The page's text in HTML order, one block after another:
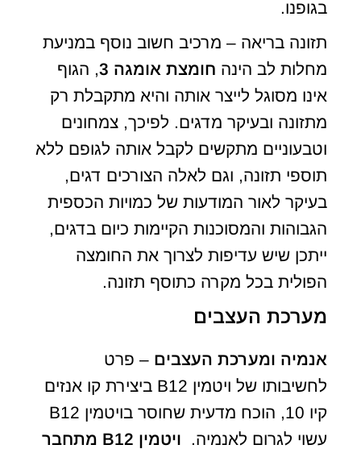
בגופנו.
תזונה בריאה – מרכיב חשוב נוסף במניעת
מחלות לב הינה חומצת אומגה 3
, הגוף
אינו מסוגל לייצר אותה והיא מתקבלת רק
מתזונה ובעיקר מדגים. לפיכך, צמחונים
וטבעוניים מתקשים לקבל אותה לגופם ללא
תוספי תזונה, וגם לאלה הצורכים דגים,
בעיקר לאור המודעות של כמויות הכספית
הגבוהות והמסוכנות הקיימות כיום בדגים,
ייתכן שיש עדיפות לצרוך את החומצה
הפולית בכל מקרה כתוסף תזונה.
מערכת העצבים
אנמיה ומערכת העצבים – פרט
לחשיבותו של ויטמין B12 ביצירת קו אנזים
קיו 10, הוכח מדעית שחוסר בויטמין B12
עשוי לגרום לאנמיה.
ויטמין B12 מתחבר